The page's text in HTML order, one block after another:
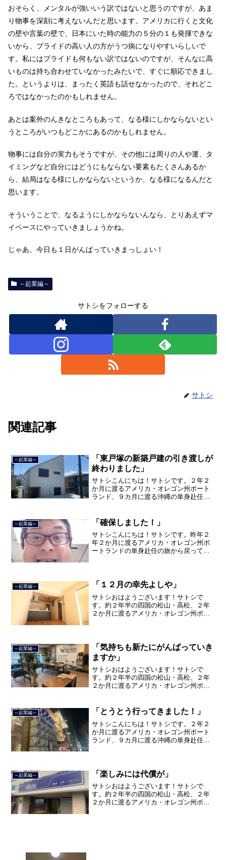
おそらく、メンタルが強いいう訳ではないと思うのですが、あま
り物事を深刻に考えないんだと思います。アメリカに行くと文化
の壁や言葉の壁で、日本にいた時の能力の５分の１も発揮できな
いから、プライドの高い人の方がうつ病になりやすいらしいで
す。私にはプライドも何もない訳ではないのですが、そんなに高
いものは持ち合わせていなかったみたいで、すぐに順応できまし
た。というよりは、まったく英語も話せなかったので、それどこ
ろではなかったのかもしれません。
あとは案外のんきなところもあって、なる様にしかならないとい
うところがいつもどこかにあるのかもしれません。
物事には自分の実力もそうですが、その他には周りの人や運、タ
イミングなど自分にはどうにもならない要素もたくさんあるか
ら、結局はなる様にしかならないというか、なる様になるんだと
思います。
そういうことで、なるようにしかならないんなら、とりあえずマ
イペースにやっていきましょうかね。
じゃあ、今日も１日がんばっていきまっしょい！
～起業編～
サトシをフォローする
サトシ
関連記事
～起業編～
「東戸塚の新築戸建の引き渡しが
終わりました」
サトシこんにちは！サトシです。２年２
か月に渡るアメリカ・オレゴン州ポート
ランド、９カ月に渡る沖縄の単身赴任の
ました。２０２１年３月９日より東京都
品川区南大井で不動産を主...
～起業編～ 「確保しました！」
サトシこんにちは！サトシです。昨年２
年２か月に渡るアメリカ・オレゴン州ポ
ートランドの単身赴任の旅から戻ってき
し、東京都品川区南大井で不...
～起業編～ 「１２月の幸先よしや」
サトシおはようございます！サトシで
す。約２年半の四国の松山・高松、２年
２か月に渡るアメリカ・オレゴン州ポー
した。２０２１年３月９日よ...
～起業編～
「気持ちも新たにがんばっていき
ますか」
サトシおはようございます！サトシで
す。約２年半の四国の松山・高松、２年
２か月に渡るアメリカ・オレゴン州ポー
間のサラリーマン人生に終止符を打っ
て、２０２１年３月９日より東...
～起業編～ 「とうとう行ってきました！」
サトシこんにちは！サトシです。２年２
か月に渡るアメリカ・オレゴン州ポート
ランド、９カ月に渡る沖縄の単身赴任の
品川区南大井で不動産を主...
～起業編～ 「楽しみには代償が」
サトシおはようございます！サトシで
す。約２年半の四国の松山・高松、２年
２か月に渡るアメリカ・オレゴン州ポー